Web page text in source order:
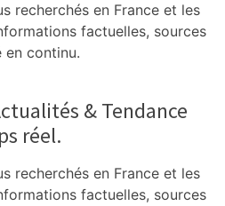
recherchés en France et les
factuelles, sources
en continu.
& Tendance
réel.
recherchés en France et les
factuelles, sources